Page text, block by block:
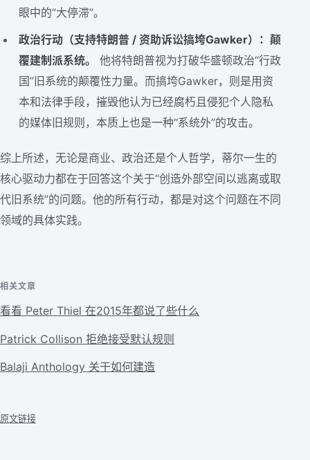
眼中的“大停滞”。
政治行动（支持特朗普 / 资助诉讼搞垮Gawker）：颠
覆建制派系统。
他将特朗普视为打破华盛顿政治“行政
国”旧系统的颠覆性力量。而搞垮Gawker，则是用资
本和法律手段，摧毁他认为已经腐朽且侵犯个人隐私
的媒体旧规则，本质上也是一种“系统外”的攻击。
综上所述，无论是商业、政治还是个人哲学，蒂尔一生的
核心驱动力都在于回答这个关于“创造外部空间以逃离或取
代旧系统”的问题。他的所有行动，都是对这个问题在不同
领域的具体实践。
相关文章
看看 Peter Thiel 在2015年都说了些什么
Patrick Collison 拒绝接受默认规则
Balaji Anthology 关于如何建造
原文链接